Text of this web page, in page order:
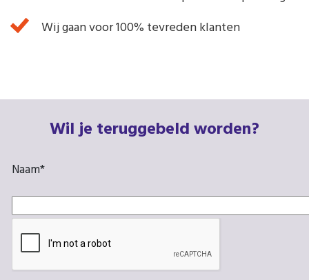
Wij gaan voor 100% tevreden klanten
Wil je teruggebeld worden?
Naam*